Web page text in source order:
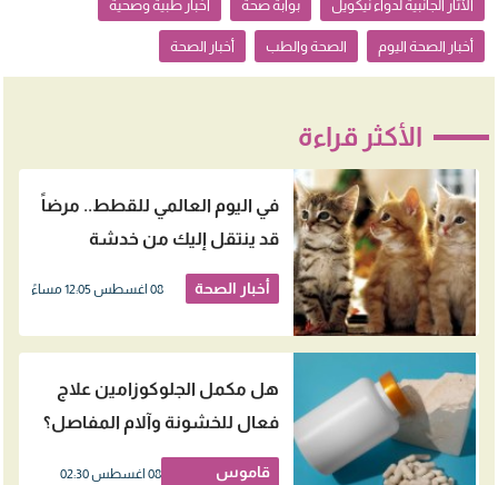
الآثار الجانبية لدواء نيكويل بوابة صحة أخبار طبية وصحية
أخبار الصحة اليوم الصحة والطب أخبار الصحة
الأكثر قراءة
في اليوم العالمي للقطط.. مرضاً
قد ينتقل إليك من خدشة
بسيطة
أخبار الصحة 08 اغسطس 12:05 مساءً
هل مكمل الجلوكوزامين علاج
فعال للخشونة وآلام المفاصل؟
قاموس 08 اغسطس 02:30